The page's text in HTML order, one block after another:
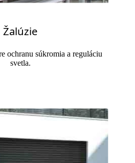
Žalúzie
ochranu súkromia a reguláciu
svetla.